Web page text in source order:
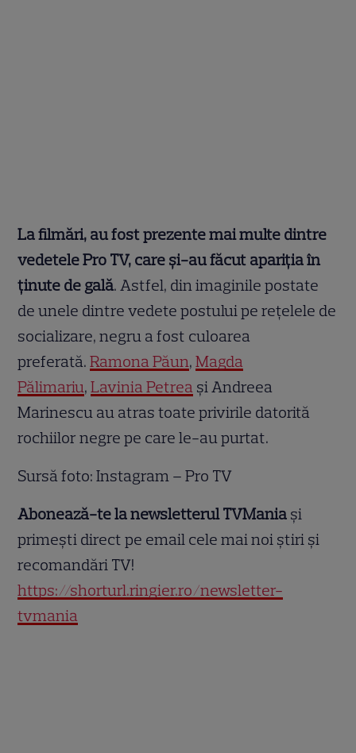
La filmări, au fost prezente mai multe dintre
vedetele Pro TV, care și-au făcut apariția în
ținute de gală. Astfel, din imaginile postate
de unele dintre vedete postului pe rețelele de
socializare, negru a fost culoarea
preferată.Ramona Păun,Magda
Pălimariu,Lavinia Petrea și Andreea
Marinescu au atras toate privirile datorită
rochiilor negre pe care le-au purtat.
Sursă foto: Instagram – Pro TV
Abonează-te la newsletterul TVMania și
primești direct pe email cele mai noi știri și
recomandări TV!
https://shorturl.ringier.ro/newsletter-
tvmania